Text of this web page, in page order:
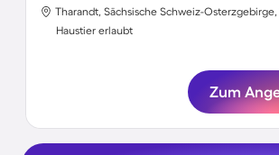
Haustier erlaubt
Zum